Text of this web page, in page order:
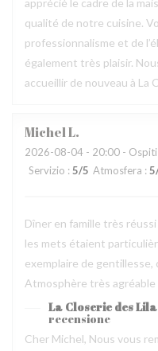
apprécié le cadre de la
qualité de notre cuisine.
professionnalisme et de
également très plaisir.
accueillir de nouveau à La
MichelL
2026-08-04 - 20:00 -
Servizio : 5/5 Atmosfera : 5
Dîner en famille très
les mets étaient
exemplaire de
Atmosphère très
La Closerie des
recensione
Cher Michel, Nous vous